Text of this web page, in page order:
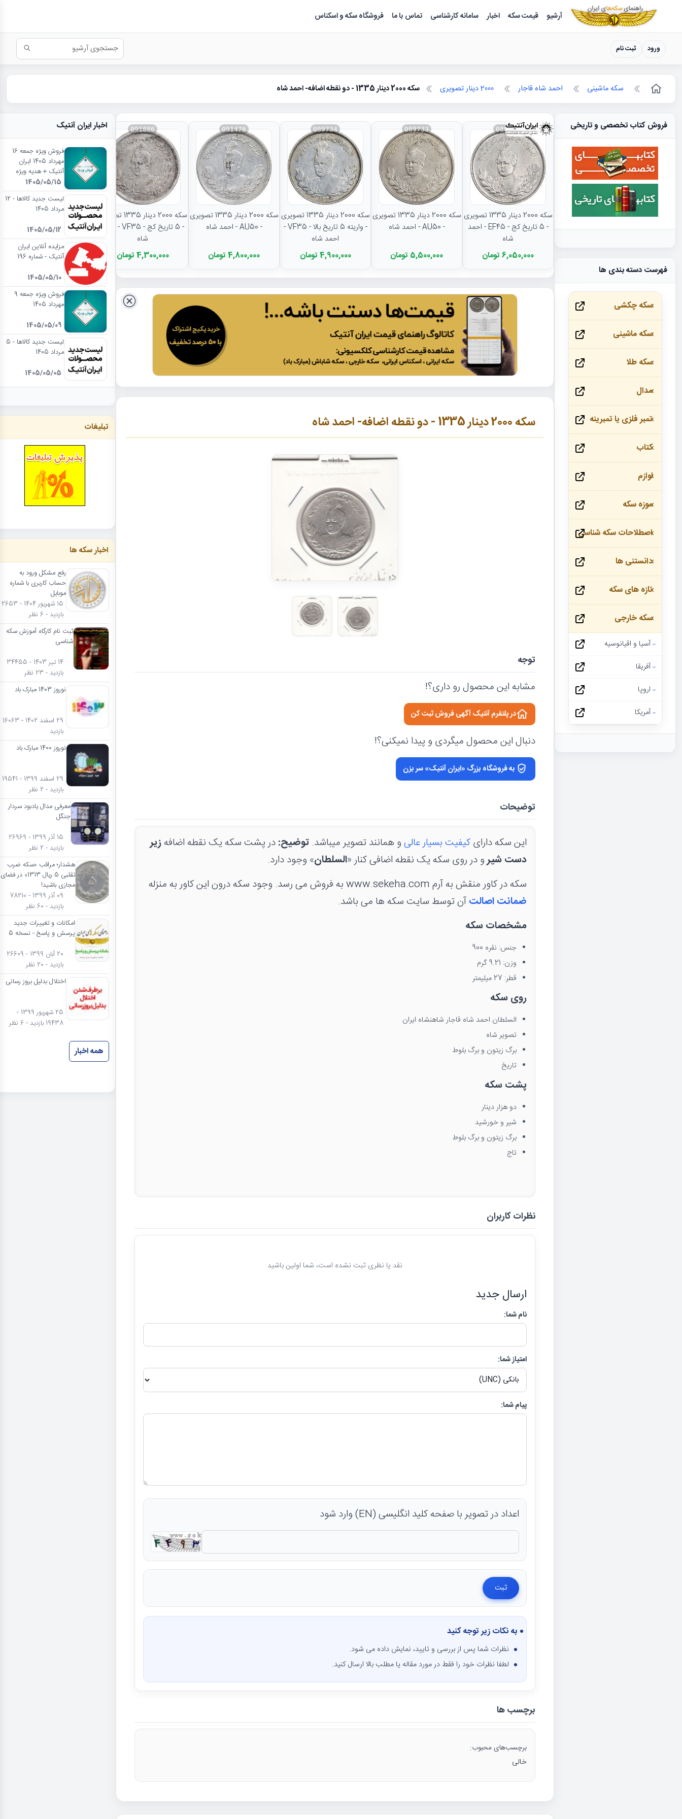
سکه ها ؛ راهنمای سکه شناسی
آرشیو قیمت سکه اخبار سامانه کارشناسی تماس با ما فروشگاه سکه و اسکناس
ورود ثبت نام
سکه ماشینی احمد شاه قاجار 2000 دینار تصویری سکه 2000 دینار 1335 - دو نقطه اضافه- احمد شاه
088145
سکه 2000 دینار 1335 تصویری
- 5 تاریخ کج - EF45 - احمد
شاه
6,050,000 تومان
089733
سکه 2000 دینار 1335 تصویری
- AU50 - احمد شاه
5,500,000 تومان
089734
سکه 2000 دینار 1335 تصویری
- واریته 5 تاریخ بالا - VF35 -
احمد شاه
4,900,000 تومان
091476
سکه 2000 دینار 1335 تصویری
- AU50 - احمد شاه
4,800,000 تومان
091886
سکه 2000 دینار 1335 تصویری
- 5 تاریخ کج - VF35 - احمد
شاه
4,300,000 تومان
نتایج بیشتر...
سکه 2000 دینار 1335 - دو نقطه اضافه- احمد شاه
توجه
مشابه این محصول رو داری؟!
در پلتفرم آنتیک آگهی فروش ثبت کن
دنبال این محصول میگردی و پیدا نمیکنی؟!
به فروشگاه بزرگ «ایران آنتیک» سر بزن
توضیحات
این سکه دارایکیفیت بسیار عالیو همانند تصویر میباشد.توضیح:در پشت سکه یک نقطه اضافهزیر
دست شیرو در روی سکه یک نقطه اضافی کنار «السلطان» وجود دارد.
سکه در کاور منقش به آرم www.sekeha.com به فروش می رسد. وجود سکه درون این کاور به منزله
ضمانت اصالتآن توسط سایت سکه ها می باشد.
مشخصات سکه
جنس: نقره 900
وزن: 9.21 گرم
قطر: 27 میلیمتر
روی سکه
السلطان احمد شاه قاجار شاهنشاه ایران
تصویر شاه
برگ زیتون و برگ بلوط
تاریخ
پشت سکه
دو هزار دینار
شیر و خورشید
برگ زیتون و برگ بلوط
تاج
نظرات کاربران
نقد یا نظری ثبت نشده است، شما اولین باشید
ارسال جدید
نام شما:
امتیاز شما:
پیام شما:
اعداد در تصویر با صفحه کلید انگلیسی (EN) وارد شود
به نکات زیر توجه کنید
نظرات شما پس از بررسی و تایید، نمایش داده می شود.
لطفا نظرات خود را فقط در مورد مقاله یا مطلب بالا ارسال کنید.
برچسب ها
برچسب‌های محبوب:
خالی
اخبار ایران آنتیک
فروش ویژه جمعه 16
مهرداد 1405 ایران
آنتیک + هدیه ویژه
1405/05/15
لیست جدید کالاها - 12
مرداد 1405
1405/05/12
مزایده آنلاین ایران
آنتیک - شماره 196
1405/05/10
فروش ویژه جمعه 9
مهرداد 1405
1405/05/09
لیست جدید کالاها - 5
مرداد 1405
1405/05/05
تبلیغات
اخبار سکه ها
رفع مشکل ورود به
حساب کاربری با شماره
موبایل
15 شهریور 1404 - 2653
بازدید - 6 نظر
ثبت نام کارگاه آموزش سکه
شناسی
14 تیر 1403 - 34455
بازدید - 23 نظر
نوروز 1403 مبارک باد
29 اسفند 1402 - 16063
بازدید
نوروز 1400 مبارک باد
29 اسفند 1399 - 19541
بازدید - 2 نظر
معرفی مدال یادبود سردار
جنگل
15 آذر 1399 - 26969
بازدید - 2 نظر
هشدار؛ مراقب «سکه ضرب
تقلبی 5 ریال 1313» در فضای
مجازی باشید!
09 آذر 1399 - 78210
بازدید - 60 نظر
امکانات و تغییرات جدید
پرسش و پاسخ - نسخه 5
20 آبان 1399 - 26609
بازدید - 20 نظر
اختلال بدلیل بروز رسانی
25 شهریور 1399 -
19438 بازدید - 6 نظر
همه اخبار
فروش کتاب تخصصی و تاریخی
فهرست دسته بندی ها
سکه چکشی
سکه ماشینی
سکه طلا
مدال
تمبر فلزی یا تمبرینه
کتاب
لوازم
موزه سکه
اصطلاحات سکه شناسی
دانستنی ها
تازه های سکه
سکه خارجی
آسیا و اقیانوسیه
آفریقا
اروپا
آمریکا